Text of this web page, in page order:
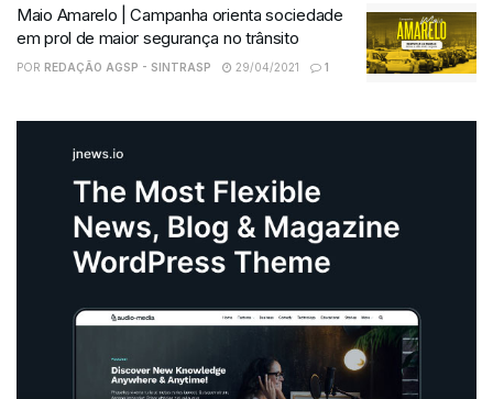
Maio Amarelo | Campanha orienta sociedade
em prol de maior segurança no trânsito
POR REDAÇÃO AGSP - SINTRASP 29/04/2021 1